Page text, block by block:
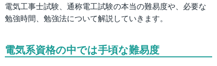
電気工事士試験、通称電工試験の本当の難易度や、必要な
勉強時間、勉強法について解説していきます。
電気系資格の中では手頃な難易度